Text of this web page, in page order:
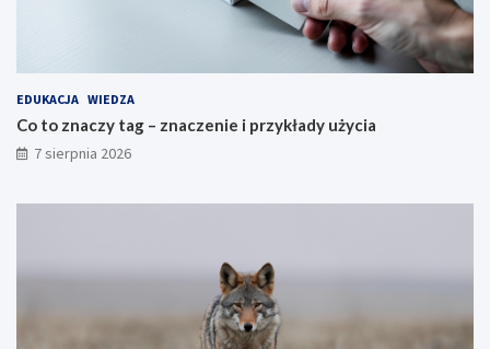
EDUKACJA WIEDZA
Co to znaczy tag – znaczenie i przykłady użycia
7 sierpnia 2026